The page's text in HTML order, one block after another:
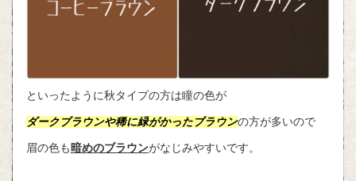
といったように秋タイプの方は瞳の色が
ダークブラウンや稀に緑がかったブラウンの方が多いので
眉の色も暗めのブラウンがなじみやすいです。